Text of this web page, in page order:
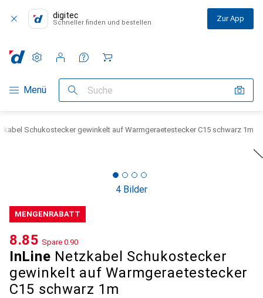
digitec
Schneller finden und bestellen Zur App
Navigation nach Kategorien
Menü Suche
Einstellungen
Kundenkonto
Vergleichslisten
Merklisten
Warenkorb
Schukostecker gewinkelt auf Warmgeraetestecker C15 schwarz 1m
4 Bilder
MENGENRABATT
InLine Netzkabel Schukostecker
gewinkelt auf Warmgeraetestecker
C15 schwarz 1m
CHF
8.85 Spare CHF
0.90